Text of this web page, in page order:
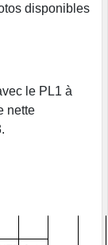
disponibles
le PL1 à
nette